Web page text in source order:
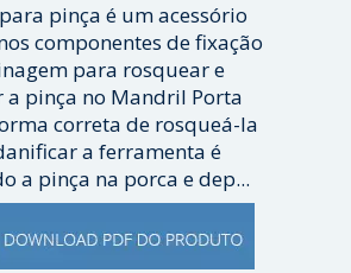
pinça é um acessório
componentes de fixação
para rosquear e
a pinça no Mandril Porta
correta de rosqueá-la
a ferramenta é
a pinça na porca e dep...
[ Veja mais ]